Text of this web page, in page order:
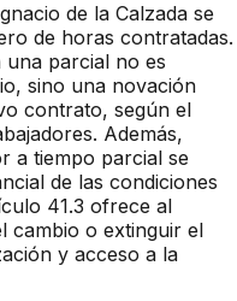
de la Calzada se
de horas contratadas.
una parcial no es
sino una novación
contrato, según el
Además,
a tiempo parcial se
de las condiciones
41.3 ofrece al
cambio o extinguir el
y acceso a la